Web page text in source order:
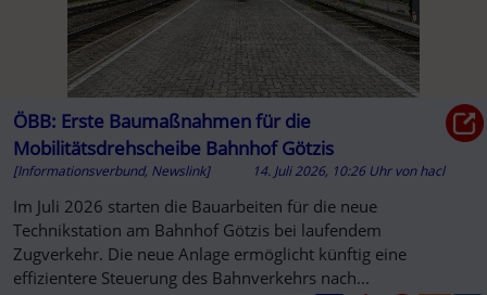
ÖBB: Erste Baumaßnahmen für die
Mobilitätsdrehscheibe Bahnhof Götzis
[Informationsverbund, Newslink] 14. Juli 2026, 10:26 Uhr vonhacl
Im Juli 2026 starten die Bauarbeiten für die neue
Technikstation am Bahnhof Götzis bei laufendem
Zugverkehr. Die neue Anlage ermöglicht künftig eine
effizientere Steuerung des Bahnverkehrs nach...